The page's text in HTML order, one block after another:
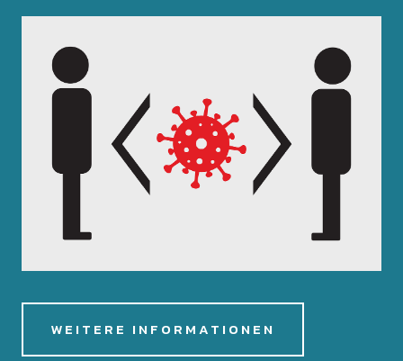
WEITERE INFORMATIONEN